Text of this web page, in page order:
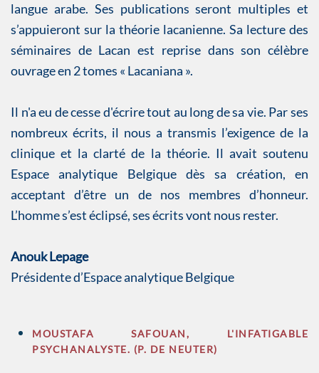
langue arabe. Ses publications seront multiples et
s’appuieront sur la théorie lacanienne. Sa lecture des
séminaires de Lacan est reprise dans son célèbre
ouvrage en 2 tomes « Lacaniana ».
Il n'a eu de cesse d'écrire tout au long de sa vie. Par ses
nombreux écrits, il nous a transmis l’exigence de la
clinique et la clarté de la théorie. Il avait soutenu
Espace analytique Belgique dès sa création, en
acceptant d’être un de nos membres d’honneur.
L’homme s’est éclipsé, ses écrits vont nous rester.
Anouk Lepage
Présidente d’Espace analytique Belgique
MOUSTAFA SAFOUAN, L'INFATIGABLE
PSYCHANALYSTE. (P. DE NEUTER)